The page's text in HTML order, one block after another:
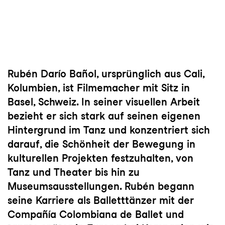
Rubén Darío Bañol, ursprünglich aus Cali,
Kolumbien, ist Filmemacher mit Sitz in
Basel, Schweiz. In seiner visuellen Arbeit
bezieht er sich stark auf seinen eigenen
Hintergrund im Tanz und konzentriert sich
darauf, die Schönheit der Bewegung in
kulturellen Projekten festzuhalten, von
Tanz und Theater bis hin zu
Museumsausstellungen. Rubén begann
seine Karriere als Balletttänzer mit der
Compañía Colombiana de Ballet und